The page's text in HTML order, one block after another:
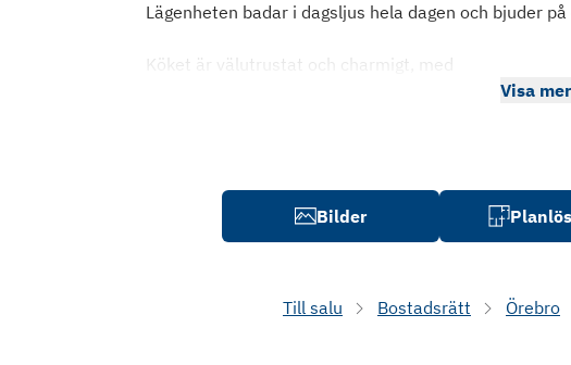
Lägenheten badar i dagsljus hela dagen och bjuder
Köket är välutrustat och charmigt, med
Visa mer
Bilder
Till salu Bostadsrätt Örebro